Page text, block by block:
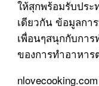
ให้สุกพร้อมรับปร
เดียวกัน ข้อมูลกา
เพื่อนๆสนุกกับกา
ของการทำอาหาร